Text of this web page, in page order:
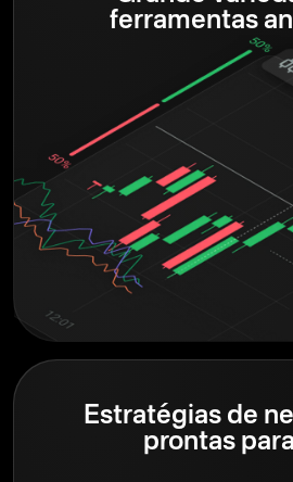
ferramentas
Estratégias de
prontas